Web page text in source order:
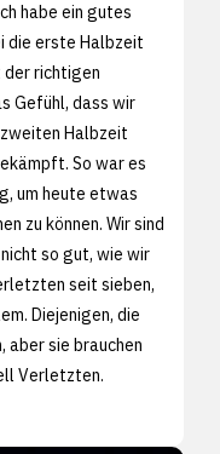
habe ein gutes
die erste Halbzeit
der richtigen
Gefühl, dass wir
Halbzeit
So war es
um heute etwas
zu können. Wir sind
so gut, wie wir
seit sieben,
Diejenigen, die
aber sie brauchen
Verletzten.